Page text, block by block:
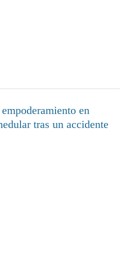
en
tras un accidente